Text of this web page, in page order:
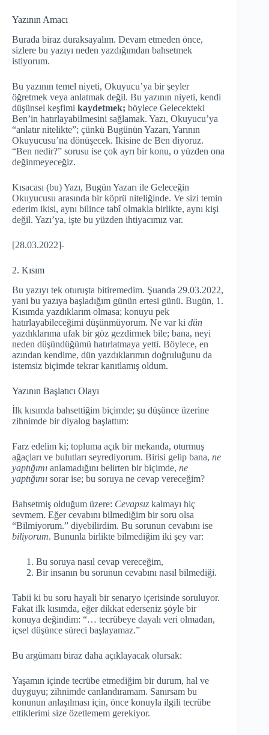
Yazının Amacı
Burada biraz duraksayalım. Devam etmeden önce,
sizlere bu yazıyı neden yazdığımdan bahsetmek
istiyorum.
Bu yazının temel niyeti, Okuyucu’ya bir şeyler
öğretmek veya anlatmak değil. Bu yazının niyeti, kendi
düşünsel keşfimi kaydetmek; böylece Gelecekteki
Ben’in hatırlayabilmesini sağlamak. Yazı, Okuyucu’ya
“anlatır nitelikte”; çünkü Bugünün Yazarı, Yarının
Okuyucusu’na dönüşecek. İkisine de Ben diyoruz.
“Ben nedir?” sorusu ise çok ayrı bir konu, o yüzden ona
değinmeyeceğiz.
Kısacası (bu) Yazı, Bugün Yazarı ile Geleceğin
Okuyucusu arasında bir köprü niteliğinde. Ve sizi temin
ederim ikisi, aynı bilince tabî olmakla birlikte, aynı kişi
değil. Yazı’ya, işte bu yüzden ihtiyacımız var.
[28.03.2022]-
2. Kısım
Bu yazıyı tek oturuşta bitiremedim. Şuanda 29.03.2022,
yani bu yazıya başladığım günün ertesi günü. Bugün, 1.
Kısımda yazdıklarım olmasa; konuyu pek
hatırlayabileceğimi düşünmüyorum. Ne var ki dün
yazdıklarıma ufak bir göz gezdirmek bile; bana, neyi
neden düşündüğümü hatırlatmaya yetti. Böylece, en
azından kendime, dün yazdıklarımın doğruluğunu da
istemsiz biçimde tekrar kanıtlamış oldum.
Yazının Başlatıcı Olayı
İlk kısımda bahsettiğim biçimde; şu düşünce üzerine
zihnimde bir diyalog başlattım:
Farz edelim ki; topluma açık bir mekanda, oturmuş
ağaçları ve bulutları seyrediyorum. Birisi gelip bana, ne
yaptığımı anlamadığını belirten bir biçimde, ne
yaptığımı sorar ise; bu soruya ne cevap vereceğim?
Bahsetmiş olduğum üzere: Cevapsız kalmayı hiç
sevmem. Eğer cevabını bilmediğim bir soru olsa
“Bilmiyorum.” diyebilirdim. Bu sorunun cevabını ise
biliyorum. Bununla birlikte bilmediğim iki şey var:
Bu soruya nasıl cevap vereceğim,
Bir insanın bu sorunun cevabını nasıl bilmediği.
Tabii ki bu soru hayali bir senaryo içerisinde soruluyor.
Fakat ilk kısımda, eğer dikkat ederseniz şöyle bir
konuya değindim: “… tecrübeye dayalı veri olmadan,
içsel düşünce süreci başlayamaz.”
Bu argümanı biraz daha açıklayacak olursak:
Yaşamın içinde tecrübe etmediğim bir durum, hal ve
duyguyu; zihnimde canlandıramam. Sanırsam bu
konunun anlaşılması için, önce konuyla ilgili tecrübe
ettiklerimi size özetlemem gerekiyor.